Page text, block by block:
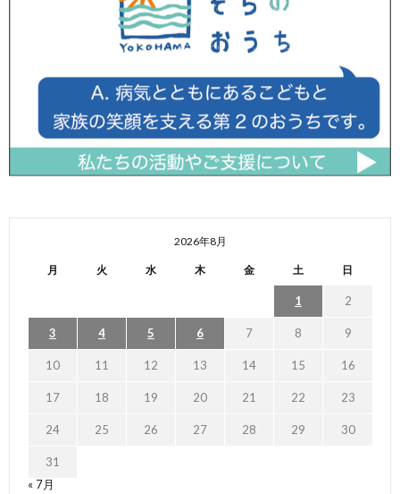
2026年8月
月 火 水 木 金 土 日
1 2
3 4 5 6 7 8 9
10 11 12 13 14 15 16
17 18 19 20 21 22 23
24 25 26 27 28 29 30
31
« 7月